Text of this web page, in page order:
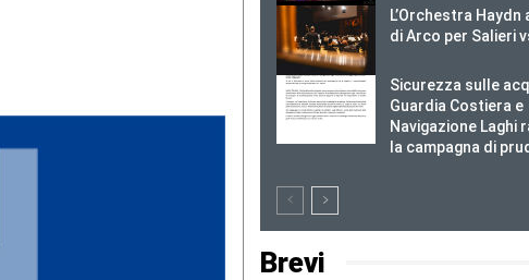
L’Orchestra
di Arco per Salieri
Sicurezza sulle
Guardia Costiera e
Navigazione Laghi
la campagna di
Brevi